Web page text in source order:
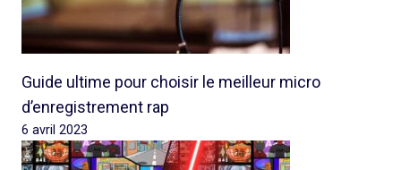
Guide ultime pour choisir le meilleur micro
d’enregistrement rap
6 avril 2023